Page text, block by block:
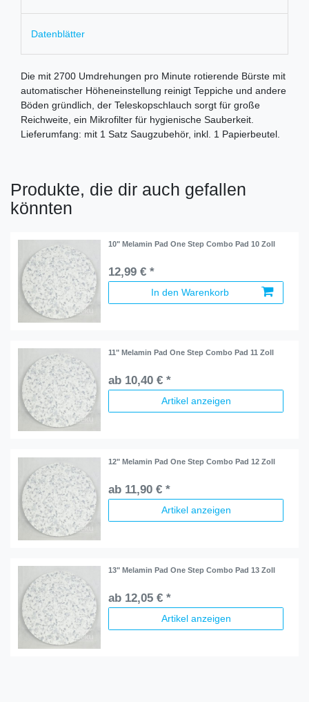
Datenblätter
Die mit 2700 Umdrehungen pro Minute rotierende Bürste mit
automatischer Höheneinstellung reinigt Teppiche und andere
Böden gründlich, der Teleskopschlauch sorgt für große
Reichweite, ein Mikrofilter für hygienische Sauberkeit.
Lieferumfang: mit 1 Satz Saugzubehör, inkl. 1 Papierbeutel.
Produkte, die dir auch gefallen
könnten
10" Melamin Pad One Step Combo Pad 10 Zoll
12,99 € *
In den Warenkorb
11" Melamin Pad One Step Combo Pad 11 Zoll
ab 10,40 € *
Artikel anzeigen
12" Melamin Pad One Step Combo Pad 12 Zoll
ab 11,90 € *
Artikel anzeigen
13" Melamin Pad One Step Combo Pad 13 Zoll
ab 12,05 € *
Artikel anzeigen